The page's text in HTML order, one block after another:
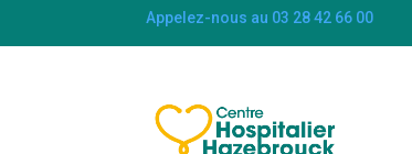
Appelez-nous au 03 28 42 66 00